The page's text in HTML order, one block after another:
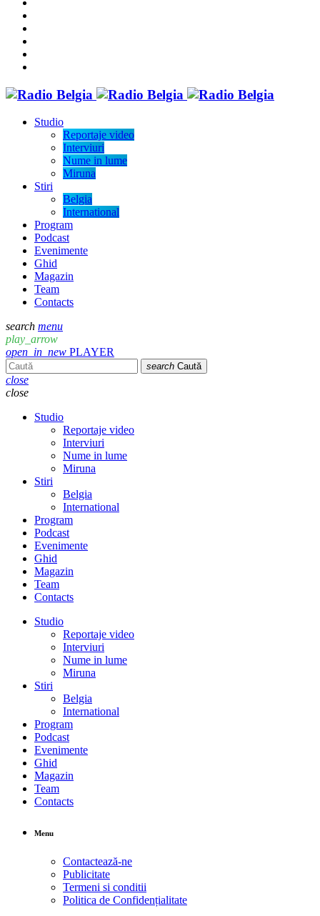
Studio
Reportaje video
Interviuri
Nume in lume
Miruna
Stiri
Belgia
International
Program
Podcast
Evenimente
Ghid
Magazin
Team
Contacts
search menu
play_arrow
open_in_new PLAYER
search Caută
close
close
Studio
Reportaje video
Interviuri
Nume in lume
Miruna
Stiri
Belgia
International
Program
Podcast
Evenimente
Ghid
Magazin
Team
Contacts
Studio
Reportaje video
Interviuri
Nume in lume
Miruna
Stiri
Belgia
International
Program
Podcast
Evenimente
Ghid
Magazin
Team
Contacts
Menu
Contactează-ne
Publicitate
Termeni si conditii
Politica de Confidențialitate